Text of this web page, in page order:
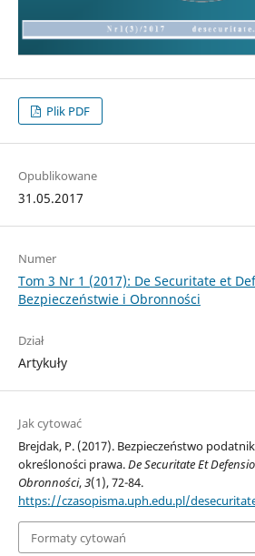
Plik PDF
Opublikowane
31.05.2017
Numer
Tom 3 Nr 1 (2017): De Securitate et
Bezpieczeństwie i Obronności
Dział
Artykuły
Jak cytować
Brejdak, P. (2017). Bezpieczeństwo
określoności prawa.De Securitate Et
Obronności,3(1), 72-84.
https://czasopisma.uph.edu.pl/
Formaty cytowań